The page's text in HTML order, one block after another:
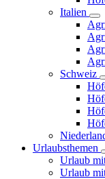
Italien
Schweiz
Urlaubsthemen
Urlaub
Urlaub